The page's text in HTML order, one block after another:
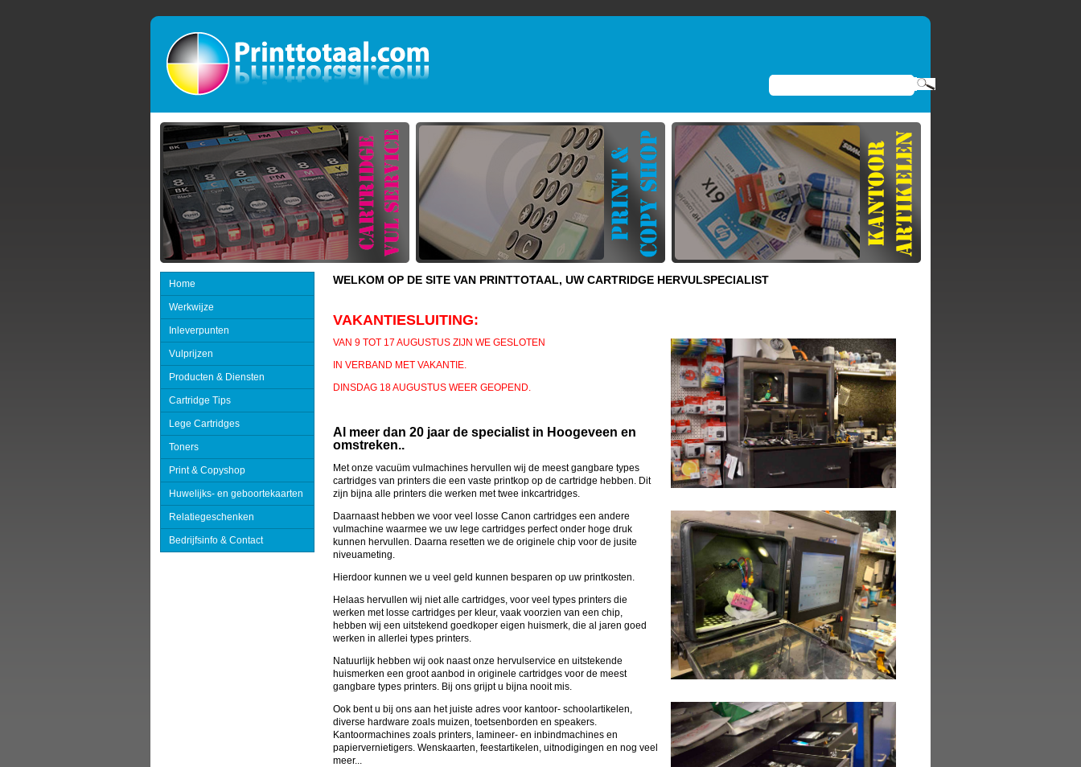
Home
Werkwijze
Inleverpunten
Vulprijzen
Producten & Diensten
Cartridge Tips
Lege Cartridges
Toners
Print & Copyshop
Huwelijks- en geboortekaarten
Relatiegeschenken
Bedrijfsinfo & Contact
WELKOM OP DE SITE VAN PRINTTOTAAL, UW CARTRIDGE HERVULSPECIALIST
VAKANTIESLUITING:
VAN 9 TOT 17 AUGUSTUS ZIJN WE GESLOTEN
IN VERBAND MET VAKANTIE.
DINSDAG 18 AUGUSTUS WEER GEOPEND.
Al meer dan 20 jaar de specialist in Hoogeveen en
omstreken..
Met onze vacuüm vulmachines hervullen wij de meest gangbare types
cartridges van printers die een vaste printkop op de cartridge hebben. Dit
zijn bijna alle printers die werken met twee inkcartridges.
Daarnaast hebben we voor veel losse Canon cartridges een andere
vulmachine waarmee we uw lege cartridges perfect onder hoge druk
kunnen hervullen. Daarna resetten we de originele chip voor de jusite
niveuameting.
Hierdoor kunnen we u veel geld kunnen besparen op uw printkosten.
Helaas hervullen wij niet alle cartridges, voor veel types printers die
werken met losse cartridges per kleur, vaak voorzien van een chip,
hebben wij een uitstekend goedkoper eigen huismerk, die al jaren goed
werken in allerlei types printers.
Natuurlijk hebben wij ook naast onze hervulservice en uitstekende
huismerken een groot aanbod in originele cartridges voor de meest
gangbare types printers. Bij ons grijpt u bijna nooit mis.
Ook bent u bij ons aan het juiste adres voor kantoor- schoolartikelen,
diverse hardware zoals muizen, toetsenborden en speakers.
Kantoormachines zoals printers, lamineer- en inbindmachines en
papiervernietigers. Wenskaarten, feestartikelen, uitnodigingen en nog veel
meer...